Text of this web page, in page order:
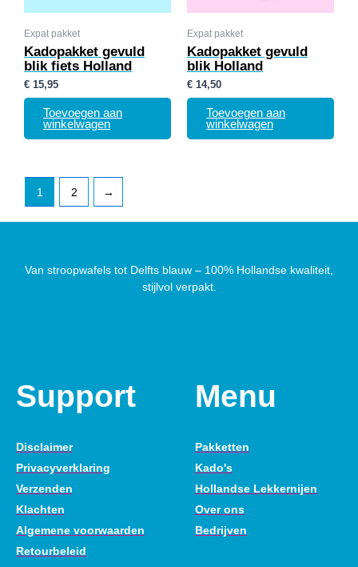
Expat pakket
Kadopakket gevuld
blik fiets Holland
€ 15,95
Toevoegen aan
winkelwagen
Expat pakket
Kadopakket gevuld
blik Holland
€ 14,50
Toevoegen aan
winkelwagen
1 2 →
Van stroopwafels tot Delfts blauw – 100% Hollandse kwaliteit,
stijlvol verpakt.
Support
Disclaimer
Privacyverklaring
Verzenden
Klachten
Algemene voorwaarden
Retourbeleid
Menu
Pakketten
Kado's
Hollandse Lekkernijen
Over ons
Bedrijven